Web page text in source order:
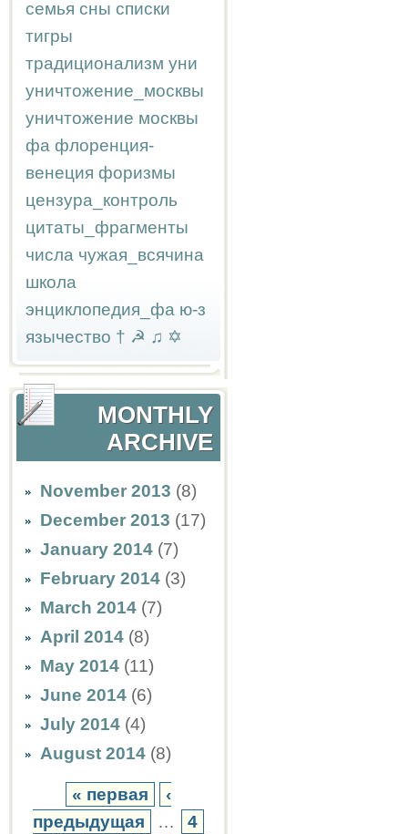
семья сны списки
тигры
традиционализм уни
уничтожение_москвы
уничтожение москвы
фа флоренция-
венеция форизмы
цензура_контроль
цитаты_фрагменты
числа чужая_всячина
школа
энциклопедия_фа ю-з
язычество † ☭ ♫ ✡
MONTHLY
ARCHIVE
November 2013 (8)
December 2013 (17)
January 2014 (7)
February 2014 (3)
March 2014 (7)
April 2014 (8)
May 2014 (11)
June 2014 (6)
July 2014 (4)
August 2014 (8)
« первая
‹
предыдущая
…
4